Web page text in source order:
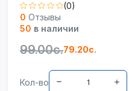
(0)
0 Отзывы
50 в наличии
99.00с.79.20с.
Кол-во